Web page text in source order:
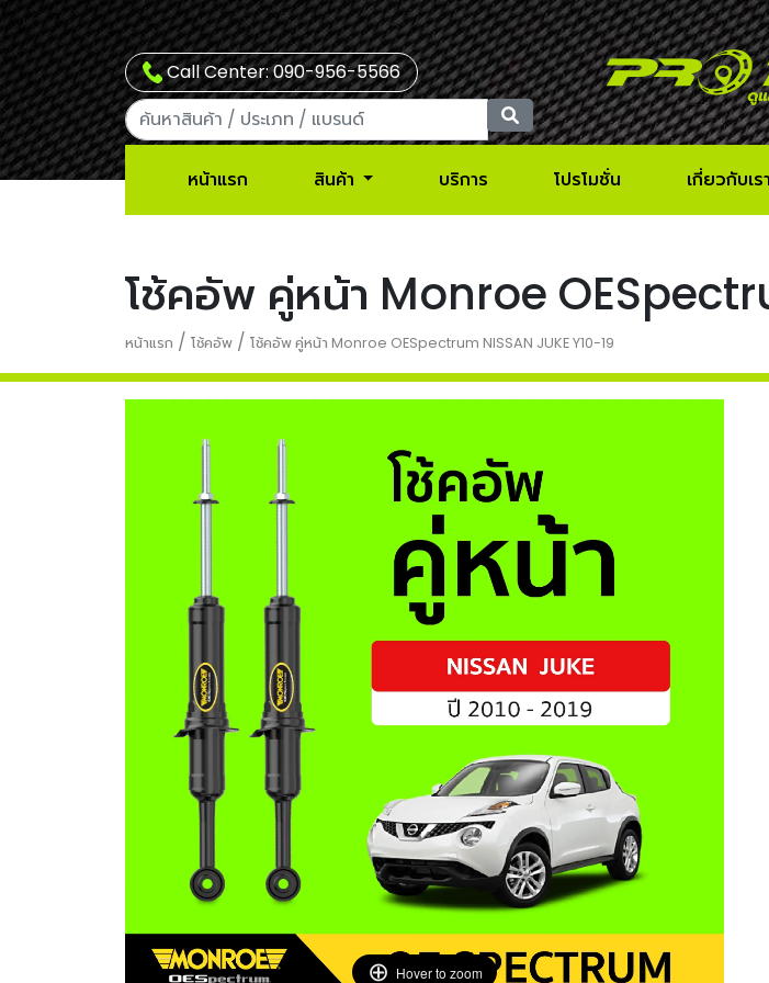
Call Center: 090-956-5566
หน้าแรก สินค้า บริการ โปรโมชั่น เกี่ยวกับเรา
โช้คอัพ คู่หน้า Monroe
หน้าแรก / โช้คอัพ / โช้คอัพ คู่หน้า Monroe OESpectrum NISSAN JUKE Y10-19
Hover to zoom